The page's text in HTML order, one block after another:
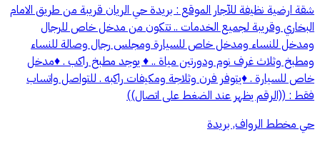
شقة ارضية نظيفة للآجار الموقع : بريدة حي الريان قريبة من طريق الامام
البخاري وقريبة لجميع الخدمات .. تتكون من مدخل خاص للرجال
ومدخل للنساء ومدخل خاص للسيارة ومجلس رجال وصالة للنساء
ومطبخ وثلاث غرف نوم ودورتين مياة .. ♦️ يوجد مطبخ راكب . ♦️مدخل
خاص للسيارة . ♦️يتوفر فرن وثلاجة ومكيفات راكبه . للتواصل واتساب
فقط : ((الرقم يظهر عند الضغط على اتصال))
حي مخطط الرواف, بريدة